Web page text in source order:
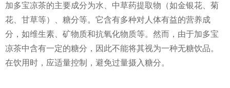
加多宝凉茶的主要成分为水、中草药提取物（如金银花、菊
花、甘草等）、糖分等。它含有多种对人体有益的营养成
分，如维生素、矿物质和抗氧化物质等。然而，由于加多宝
凉茶中含有一定的糖分，因此不能将其视为一种无糖饮品。
在饮用时，应适量控制，避免过量摄入糖分。